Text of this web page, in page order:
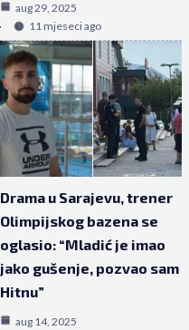
aug 29, 2025
11 mjeseci ago
Drama u Sarajevu, trener
Olimpijskog bazena se
oglasio: “Mladić je imao
jako gušenje, pozvao sam
Hitnu”
aug 14, 2025